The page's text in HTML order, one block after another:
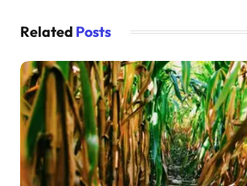
Related Posts